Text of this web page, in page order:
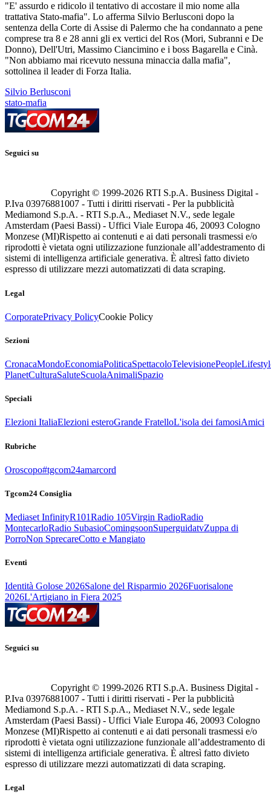
"E' assurdo e ridicolo il tentativo di accostare il mio nome alla
trattativa Stato-mafia". Lo afferma Silvio Berlusconi dopo la
sentenza della Corte di Assise di Palermo che ha condannato a pene
comprese tra 8 e 28 anni gli ex vertici del Ros (Mori, Subranni e De
Donno), Dell'Utri, Massimo Ciancimino e i boss Bagarella e Cinà.
"Non abbiamo mai ricevuto nessuna minaccia dalla mafia",
sottolinea il leader di Forza Italia.
Silvio Berlusconi
stato-mafia
Seguici su
Copyright © 1999-2026 RTI S.p.A. Business Digital -
P.Iva 03976881007 - Tutti i diritti riservati - Per la pubblicità
Mediamond S.p.A. - RTI S.p.A., Mediaset N.V., sede legale
Amsterdam (Paesi Bassi) - Uffici Viale Europa 46, 20093 Cologno
Monzese (MI)Rispetto ai contenuti e ai dati personali trasmessi e/o
riprodotti è vietata ogni utilizzazione funzionale all’addestramento di
sistemi di intelligenza artificiale generativa. È altresì fatto divieto
espresso di utilizzare mezzi automatizzati di data scraping.
Legal
CorporatePrivacy PolicyCookie Policy
Sezioni
CronacaMondoEconomiaPoliticaSpettacoloTelevisionePeople
PlanetCulturaSaluteScuolaAnimaliSpazio
Speciali
Elezioni ItaliaElezioni esteroGrande FratelloL'isola dei famosiAmici
Rubriche
Oroscopo#tgcom24amarcord
Tgcom24 Consiglia
Mediaset InfinityR101Radio 105Virgin RadioRadio
MontecarloRadio SubasioComingsoonSuperguidatvZuppa di
PorroNon SprecareCotto e Mangiato
Eventi
Identità Golose 2026Salone del Risparmio 2026Fuorisalone
2026L'Artigiano in Fiera 2025
Seguici su
Copyright © 1999-2026 RTI S.p.A. Business Digital -
P.Iva 03976881007 - Tutti i diritti riservati - Per la pubblicità
Mediamond S.p.A. - RTI S.p.A., Mediaset N.V., sede legale
Amsterdam (Paesi Bassi) - Uffici Viale Europa 46, 20093 Cologno
Monzese (MI)Rispetto ai contenuti e ai dati personali trasmessi e/o
riprodotti è vietata ogni utilizzazione funzionale all’addestramento di
sistemi di intelligenza artificiale generativa. È altresì fatto divieto
espresso di utilizzare mezzi automatizzati di data scraping.
Legal